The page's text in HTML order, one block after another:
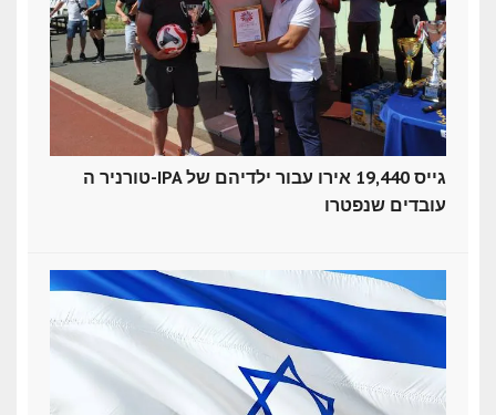
טורניר ה-IPA גייס 19,440 אירו עבור ילדיהם של
עובדים שנפטרו